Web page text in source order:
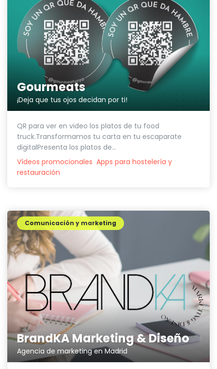
Gourmeats
¡Deja que tus ojos decidan por ti!
QR para ver en video los platos de tu food
truck.Transformamos tu carta en tu escaparate
digitalPresenta los platos de...
Vídeos promocionales Apps para hostelería y
restauración
BrandKA Marketing & Diseño
Agencia de marketing en Madrid
Comunicación y marketing